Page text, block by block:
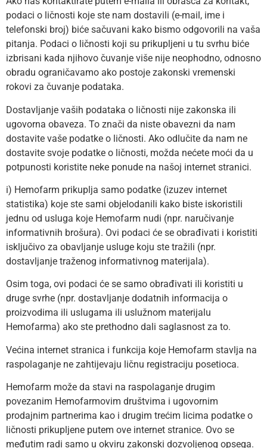
podaci o ličnosti koje ste nam dostavili (e-mail, ime i
telefonski broj) biće sačuvani kako bismo odgovorili na vaša
pitanja. Podaci o ličnosti koji su prikupljeni u tu svrhu biće
izbrisani kada njihovo čuvanje više nije neophodno, odnosno
obradu ograničavamo ako postoje zakonski vremenski
rokovi za čuvanje podataka.
Dostavljanje vaših podataka o ličnosti nije zakonska ili
ugovorna obaveza. To znači da niste obavezni da nam
dostavite vaše podatke o ličnosti. Ako odlučite da nam ne
dostavite svoje podatke o ličnosti, možda nećete moći da u
potpunosti koristite neke ponude na našoj internet stranici.
i) Hemofarm prikuplja samo podatke (izuzev internet
statistika) koje ste sami objelodanili kako biste iskoristili
jednu od usluga koje Hemofarm nudi (npr. naručivanje
informativnih brošura). Ovi podaci će se obrađivati i koristiti
isključivo za obavljanje usluge koju ste tražili (npr.
dostavljanje traženog informativnog materijala).
Osim toga, ovi podaci će se samo obrađivati ili koristiti u
druge svrhe (npr. dostavljanje dodatnih informacija o
proizvodima ili uslugama ili uslužnom materijalu
Hemofarma) ako ste prethodno dali saglasnost za to.
Većina internet stranica i funkcija koje Hemofarm stavlja na
raspolaganje ne zahtijevaju ličnu registraciju posetioca.
Hemofarm može da stavi na raspolaganje drugim
povezanim Hemofarmovim društvima i ugovornim
prodajnim partnerima kao i drugim trećim licima podatke o
ličnosti prikupljene putem ove internet stranice. Ovo se
međutim radi samo u okviru zakonski dozvoljenog opsega.